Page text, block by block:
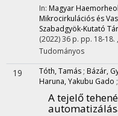
In: Magyar
Mikrocirkulációs és
Szabadgyök-Kutató
(2022)36 p. pp. 18-18.
Tudományos
19 Tóth, Tamás ; Bázár,
Haruna, Yakubu Gado ;
A tejelő